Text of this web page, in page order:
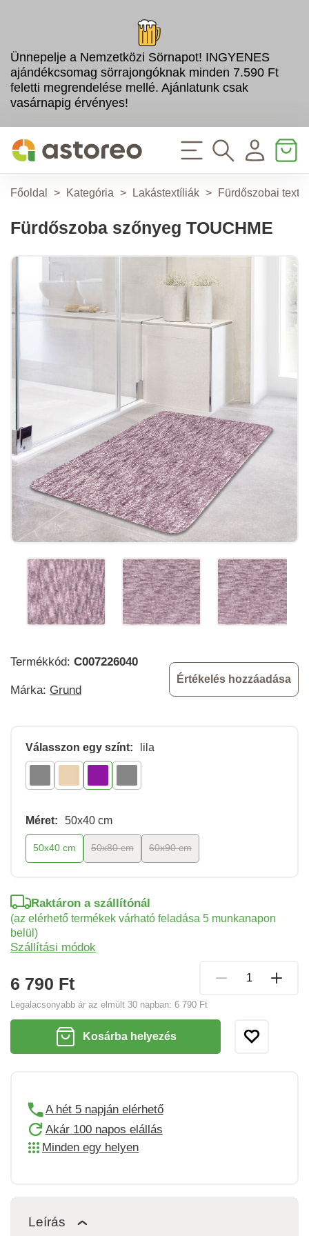
Ünnepelje a Nemzetközi Sörnapot! INGYENES
ajándékcsomag sörrajongóknak minden 7.590 Ft
feletti megrendelése mellé. Ajánlatunk csak
vasárnapig érvényes!
Főoldal > Kategória > Lakástextíliák > Fürdőszobai
Fürdőszoba szőnyeg TOUCHME
Termékkód: C007226040
Márka: Grund
Értékelés hozzáadása
Válasszon egy színt: lila
Méret: 50x40 cm
50x40 cm 50x80 cm 60x90 cm
6 790 Ft
Legalacsonyabb ár az elmúlt 30 napban: 6 790 Ft
Raktáron a szállítónál
(az elérhető termékek várható feladása 5 munkanapon
belül)
Szállítási módok
Kosárba helyezés
A hét 5 napján elérhető
Akár 100 napos elállás
Minden egy helyen
Leírás